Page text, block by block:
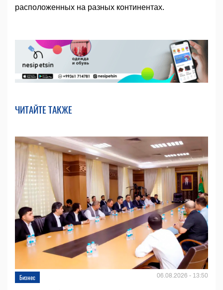
расположенных на разных континентах.
ЧИТАЙТЕ ТАКЖЕ
Бизнес 06.08.2026 - 13:50